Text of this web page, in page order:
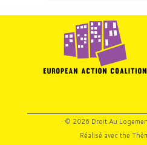
· © 2026 Droit Au
Réalisé avec the